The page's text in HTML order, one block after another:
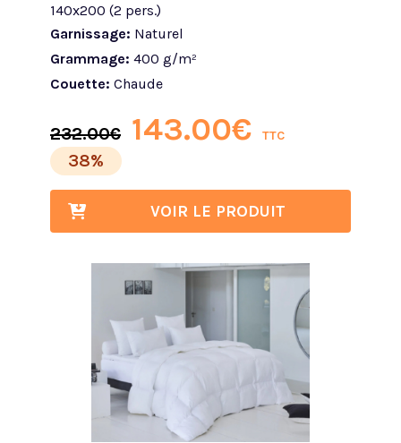
140x200 (2 pers.)
Garnissage: Naturel
Grammage: 400 g/m²
Couette: Chaude
232.00€ 143.00€ TTC
38%
VOIR LE PRODUIT